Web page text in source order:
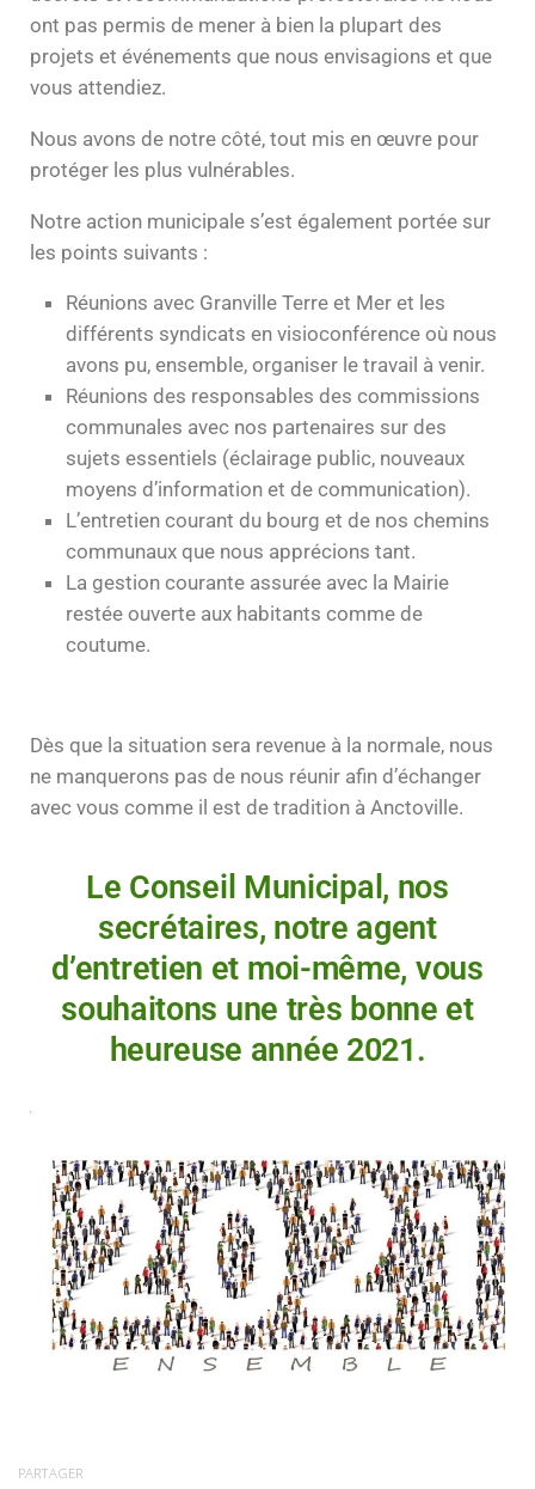
ont pas permis de mener à bien la plupart des
projets et événements que nous envisagions et que
vous attendiez.
Nous avons de notre côté, tout mis en œuvre pour
protéger les plus vulnérables.
Notre action municipale s’est également portée sur
les points suivants :
Réunions avec Granville Terre et Mer et les
différents syndicats en visioconférence où nous
avons pu, ensemble, organiser le travail à venir.
Réunions des responsables des commissions
communales avec nos partenaires sur des
sujets essentiels (éclairage public, nouveaux
moyens d’information et de communication).
L’entretien courant du bourg et de nos chemins
communaux que nous apprécions tant.
La gestion courante assurée avec la Mairie
restée ouverte aux habitants comme de
coutume.
Dès que la situation sera revenue à la normale, nous
ne manquerons pas de nous réunir afin d’échanger
avec vous comme il est de tradition à Anctoville.
Le Conseil Municipal, nos
secrétaires, notre agent
d’entretien et moi-même, vous
souhaitons une très bonne et
heureuse année 2021.
PARTAGER